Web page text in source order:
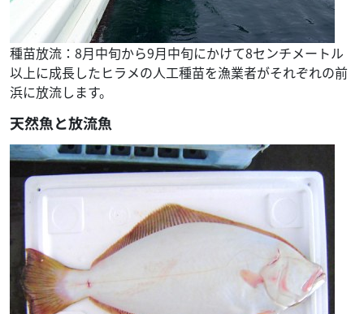
種苗放流：8月中旬から9月中旬にかけて8センチメートル
以上に成長したヒラメの人工種苗を漁業者がそれぞれの前
浜に放流します。
天然魚と放流魚